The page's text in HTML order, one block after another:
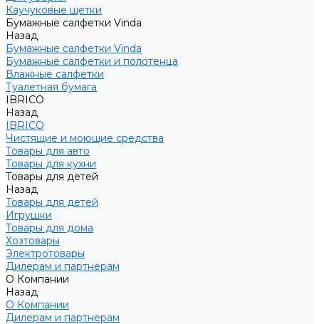
Каучуковые щетки
Бумажные салфетки Vinda
Назад
Бумажные салфетки Vinda
Бумажные салфетки и полотенца
Влажные салфетки
Туалетная бумага
IBRICO
Назад
IBRICO
Чистящие и моющие средства
Товары для авто
Товары для кухни
Товары для детей
Назад
Товары для детей
Игрушки
Товары для дома
Хозтовары
Электротовары
Дилерам и партнерам
О Компании
Назад
О Компании
Дилерам и партнерам